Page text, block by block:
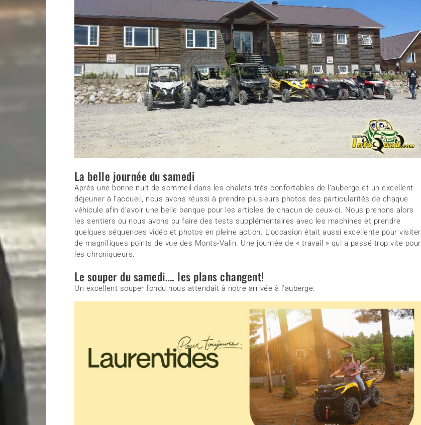
La belle journée du samedi
Après une bonne nuit de sommeil dans les chalets très confortables de l’auberge et un excellent
déjeuner à l’accueil, nous avons réussi à prendre plusieurs photos des particularités de chaque
véhicule afin d’avoir une belle banque pour les articles de chacun de ceux-ci. Nous prenons alors
les sentiers ou nous avons pu faire des tests supplémentaires avec les machines et prendre
quelques séquences vidéo et photos en pleine action. L’occasion était aussi excellente pour visiter
de magnifiques points de vue des Monts-Valin. Une journée de « travail » qui a passé trop vite pour
les chroniqueurs.
Le souper du samedi…. les plans changent!
Un excellent souper fondu nous attendait à notre arrivée à l’auberge.